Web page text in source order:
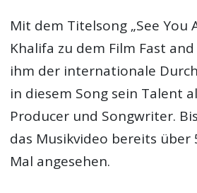
Mit dem Titelsong „See You
Khalifa zu dem Film Fast
ihm der internationale
in diesem Song sein Talent
Producer und Songwriter.
das Musikvideo bereits über
Mal angesehen.